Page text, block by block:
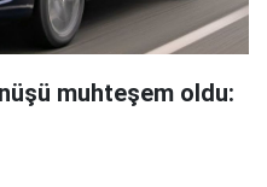
muhteşem oldu: